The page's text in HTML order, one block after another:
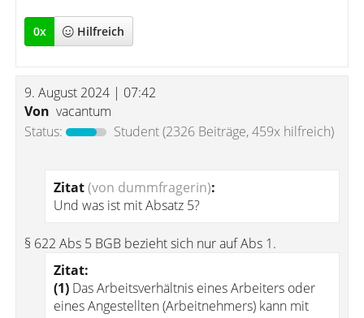
0x Hilfreich
9. August 2024 | 07:42
Von vacantum
Status:
Student(2326 Beiträge, 459x hilfreich)
Zitat(von dummfragerin):
Und was ist mit Absatz 5?
§ 622 Abs 5 BGB bezieht sich nur auf Abs 1.
Zitat:
(1)Das Arbeitsverhältnis eines Arbeiters oder
eines Angestellten (Arbeitnehmers) kann mit